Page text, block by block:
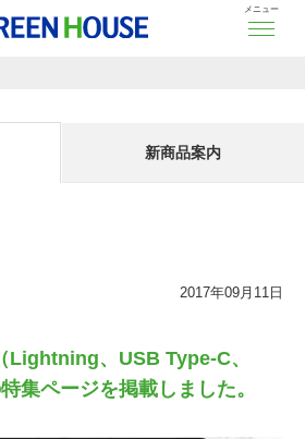
メニュー
新商品案内
2017年09月11日
Lightning、USB Type-C、
集ページを掲載しました。